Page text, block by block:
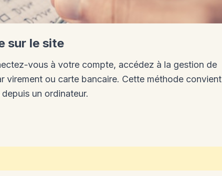
sur le site
vous à votre compte, accédez à la gestion de
ou carte bancaire. Cette méthode convient
un ordinateur.